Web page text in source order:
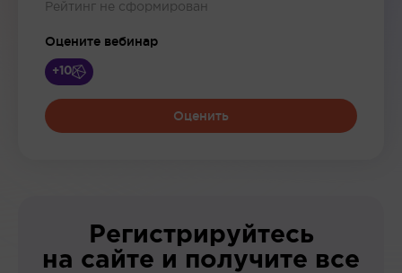
Рейтинг не сформирован
Оцените вебинар
+10
Оценить
Регистрируйтесь
на сайте и получите все